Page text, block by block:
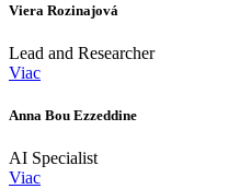
Viera Rozinajová
Lead and Researcher
Viac
Anna Bou Ezzeddine
AI Specialist
Viac